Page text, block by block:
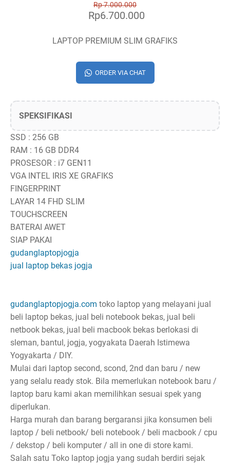
Rp 7.000.000
Rp6.700.000
LAPTOP PREMIUM SLIM GRAFIKS
ORDER VIA CHAT
SPEKSIFIKASI
SSD : 256 GB
RAM : 16 GB DDR4
PROSESOR : i7 GEN11
VGA INTEL IRIS XE GRAFIKS
FINGERPRINT
LAYAR 14 FHD SLIM
TOUCHSCREEN
BATERAI AWET
SIAP PAKAI
gudanglaptopjogja
jual laptop bekas jogja
gudanglaptopjogja.com toko laptop yang melayani jual
beli laptop bekas, jual beli notebook bekas, jual beli
netbook bekas, jual beli macbook bekas berlokasi di
sleman, bantul, jogja, yogyakata Daerah Istimewa
Yogyakarta / DIY.
Mulai dari laptop second, scond, 2nd dan baru / new
yang selalu ready stok. Bila memerlukan notebook baru /
laptop baru kami akan memilihkan sesuai spek yang
diperlukan.
Harga murah dan barang bergaransi jika konsumen beli
laptop / beli netbook/ beli notebook / beli macbook / cpu
/ dekstop / beli komputer / all in one di store kami.
Salah satu Toko laptop jogja yang sudah berdiri sejak